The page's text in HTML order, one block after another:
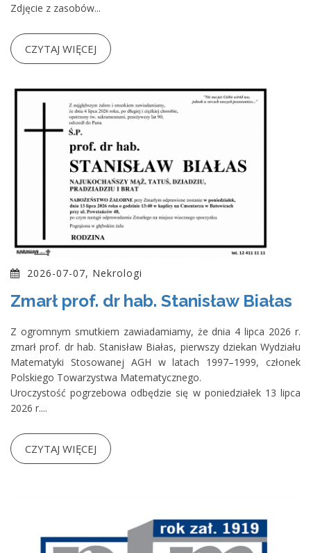
Zdjęcie z zasobów...
CZYTAJ WIĘCEJ
2026-07-07, Nekrologi
Zmarł prof. dr hab. Stanisław Białas
Z ogromnym smutkiem zawiadamiamy, że dnia 4 lipca 2026 r.
zmarł prof. dr hab. Stanisław Białas, pierwszy dziekan Wydziału
Matematyki Stosowanej AGH w latach 1997–1999, członek
Polskiego Towarzystwa Matematycznego.
Uroczystość pogrzebowa odbędzie się w poniedziałek 13 lipca
2026 r....
CZYTAJ WIĘCEJ